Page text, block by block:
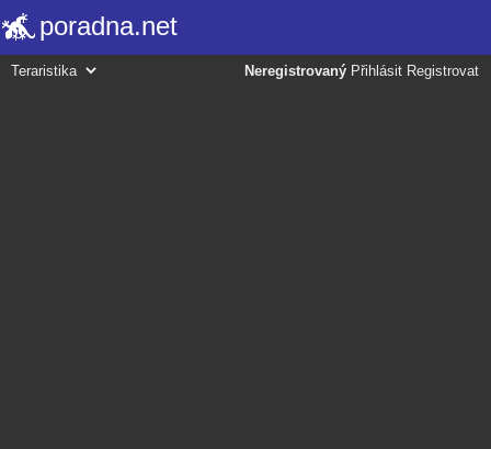
poradna.net
Neregistrovaný Přihlásit Registrovat